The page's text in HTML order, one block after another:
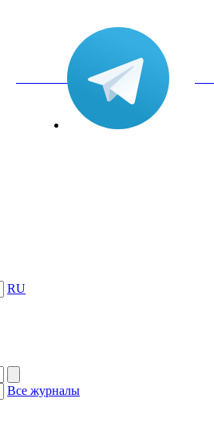
вКонтакте
RU
Все журналы